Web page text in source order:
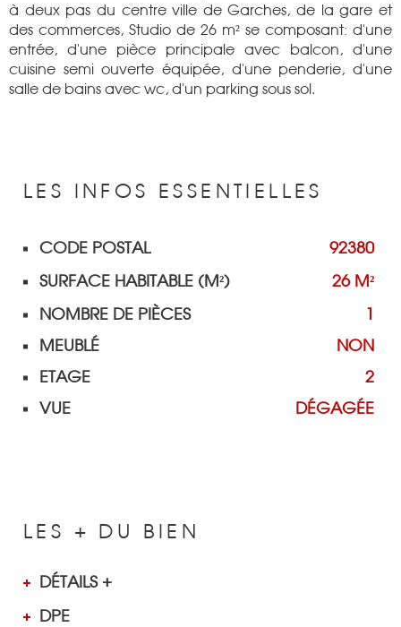
à deux pas du centre ville de Garches, de la gare et
des commerces, Studio de 26 m² se composant: d'une
entrée, d'une pièce principale avec balcon, d'une
cuisine semi ouverte équipée, d'une penderie, d'une
salle de bains avec wc, d'un parking sous sol.
LES INFOS ESSENTIELLES
Caractérisque Valeurs
CODE POSTAL 92380
SURFACE HABITABLE (M²) 26 M²
NOMBRE DE PIÈCES
MEUBLÉ
NON
ETAGE
2
VUE
DÉGAGÉE
LES + DU BIEN
DÉTAILS +
DPE